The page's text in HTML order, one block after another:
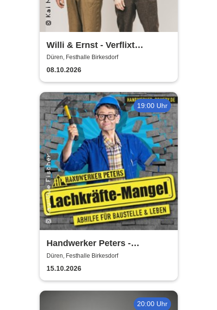
Willi & Ernst - Verflixt
nochemol
Düren, Festhalle Birkesdorf
08.10.2026
19:00 Uhr
Handwerker Peters -
Lachkräfte-Mangel | Abhilfe
für Baustelle & Leben
Düren, Festhalle Birkesdorf
15.10.2026
20:00 Uhr